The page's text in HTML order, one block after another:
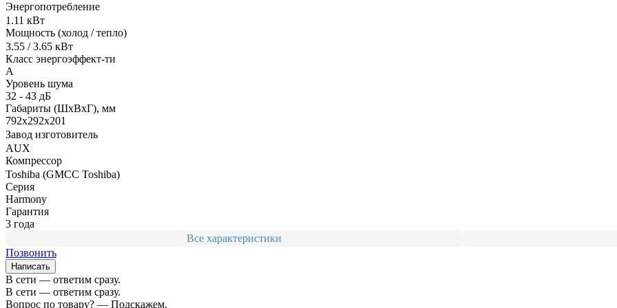
Энергопотребление
1.11 кВт
Мощность (холод / тепло)
3.55 / 3.65 кВт
Класс энергоэффект-ти
A
Уровень шума
32 - 43 дБ
Габариты (ШxВxГ), мм
792x292x201
Завод изготовитель
AUX
Компрессор
Toshiba (GMCC Toshiba)
Серия
Harmony
Гарантия
3 года
Все характеристики
Позвонить
Написать
В сети — ответим сразу.
В сети — ответим сразу.
Вопрос по товару? — Подскажем.